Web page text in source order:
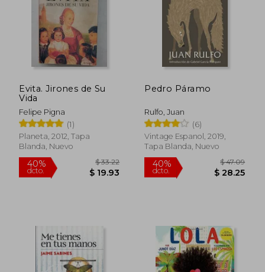
Evita. Jirones de Su
Vida
Felipe Pigna
(1)
Planeta, 2012, Tapa
Blanda, Nuevo
Pedro Páramo
Rulfo, Juan
(6)
Vintage Espanol, 2019,
Tapa Blanda, Nuevo